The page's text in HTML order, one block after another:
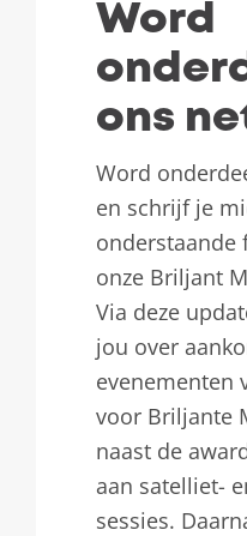
Word
ons
Word
en schrijf je
onze Briljant
Via deze
jou over
evenementen
voor Briljante
naast de
aan satelliet-
sessies.